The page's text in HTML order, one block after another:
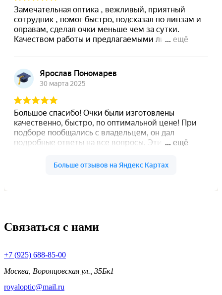
Связаться с нами
+7 (925) 688-85-00
Москва, Воронцовская ул., 35Бк1
royaloptic@mail.ru